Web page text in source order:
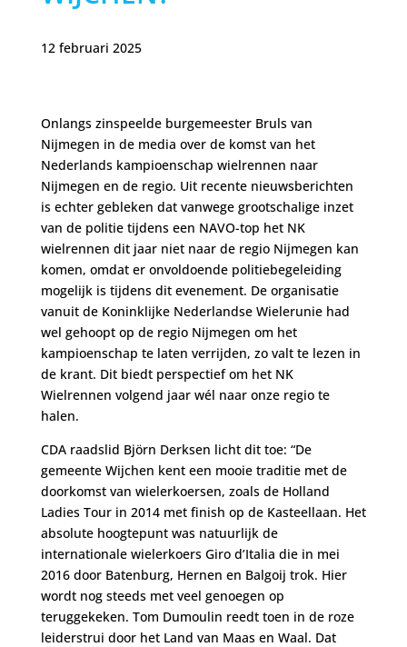
12 februari 2025
Onlangs zinspeelde burgemeester Bruls van
Nijmegen in de media over de komst van het
Nederlands kampioenschap wielrennen naar
Nijmegen en de regio. Uit recente nieuwsberichten
is echter gebleken dat vanwege grootschalige inzet
van de politie tijdens een NAVO-top het NK
wielrennen dit jaar niet naar de regio Nijmegen kan
komen, omdat er onvoldoende politiebegeleiding
mogelijk is tijdens dit evenement. De organisatie
vanuit de Koninklijke Nederlandse Wielerunie had
wel gehoopt op de regio Nijmegen om het
kampioenschap te laten verrijden, zo valt te lezen in
de krant. Dit biedt perspectief om het NK
Wielrennen volgend jaar wél naar onze regio te
halen.
CDA raadslid Björn Derksen licht dit toe: “De
gemeente Wijchen kent een mooie traditie met de
doorkomst van wielerkoersen, zoals de Holland
Ladies Tour in 2014 met finish op de Kasteellaan. Het
absolute hoogtepunt was natuurlijk de
internationale wielerkoers Giro d’Italia die in mei
2016 door Batenburg, Hernen en Balgoij trok. Hier
wordt nog steeds met veel genoegen op
teruggekeken. Tom Dumoulin reedt toen in de roze
leiderstrui door het Land van Maas en Waal. Dat